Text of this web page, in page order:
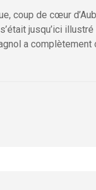
coup de cœur
jusqu’ici
a